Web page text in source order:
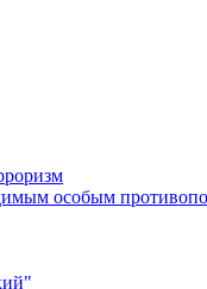
особым